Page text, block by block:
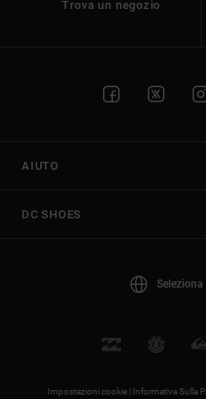
Trova un negozio
AIUTO
DC SHOES
Impostazioni cookie | Informativa Sulla